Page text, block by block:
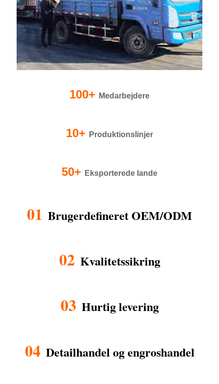
100+ Medarbejdere
10+ Produktionslinjer
50+ Eksporterede lande
01 Brugerdefineret OEM/ODM
02 Kvalitetssikring
03 Hurtig levering
04 Detailhandel og engroshandel